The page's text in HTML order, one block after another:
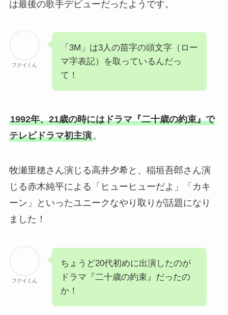
は最後の歌手デビューだったようです。
フクイくん
「3M」は3人の苗字の頭文字（ロー
マ字表記）を取っているんだっ
て！
1992年、21歳の時にはドラマ『二十歳の約束』で
テレビドラマ初主演。
牧瀬里穂さん演じる高井夕希と、稲垣吾郎さん演
じる赤木純平による「ヒューヒューだよ」「カキ
ーン」といったユニークなやり取りが話題になり
ました！
フクイくん
ちょうど20代初めに出演したのが
ドラマ『二十歳の約束』だったの
か！